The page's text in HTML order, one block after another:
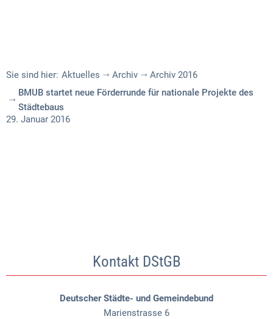
Sie sind hier: Aktuelles Archiv
Archiv 2016
BMUB startet neue Förderrunde für nationale Projekte des
Städtebaus
29. Januar 2016
Kontakt DStGB
Deutscher Städte- und Gemeindebund
Marienstrasse 6